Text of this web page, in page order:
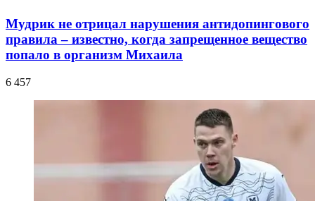
Мудрик не отрицал нарушения антидопингового
правила – известно, когда запрещенное вещество
попало в организм Михаила
6 457